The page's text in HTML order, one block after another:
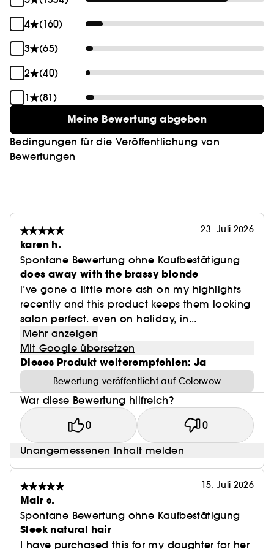
4
(160)
3
(65)
2
(40)
1
(81)
Meine Bewertung abgeben
Bedingungen für die Veröffentlichung von
Bewertungen
23. Juli 2026
karen h.
Spontane Bewertung ohne Kaufbestätigung
does away with the brassy blonde
i’ve gone a little more ash on my highlights
recently and this product keeps them looking
salon perfect. even on holiday, in...
Mehr anzeigen
Mit Google übersetzen
Dieses Produkt weiterempfehlen: Ja
Bewertung veröffentlicht auf Colorwow
War diese Bewertung hilfreich?
0 0
Unangemessenen Inhalt melden
15. Juli 2026
Mair s.
Spontane Bewertung ohne Kaufbestätigung
Sleek natural hair
I have purchased this for my daughter for her